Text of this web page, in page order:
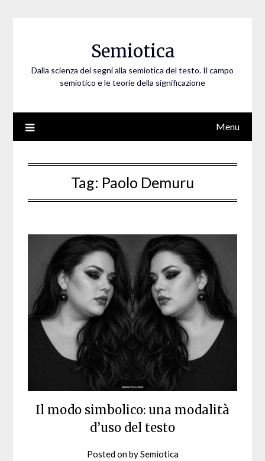
Semiotica
Dalla scienza dei segni alla semiotica del testo. Il campo
semiotico e le teorie della significazione
Menu
Tag: Paolo Demuru
Il modo simbolico: una modalità
d’uso del testo
Posted onbySemiotica